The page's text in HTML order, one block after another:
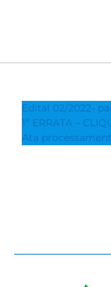
Edital 02/2022-
1ª ERRATA –
Ata